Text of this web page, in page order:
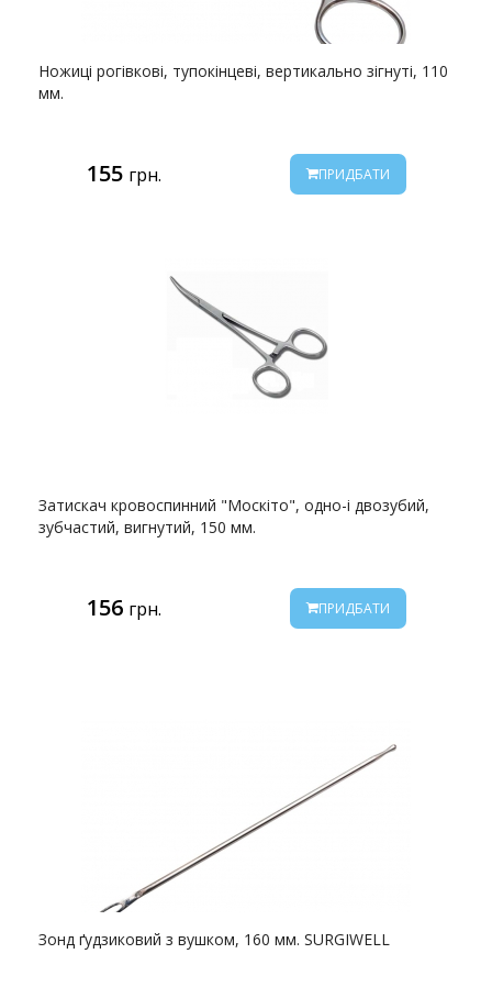
Ножиці рогівкові, тупокінцеві, вертикально зігнуті, 110
мм.
155 грн. ПРИДБАТИ
Затискач кровоспинний "Москіто", одно-і двозубий,
зубчастий, вигнутий, 150 мм.
156 грн. ПРИДБАТИ
Зонд ґудзиковий з вушком, 160 мм. SURGIWELL